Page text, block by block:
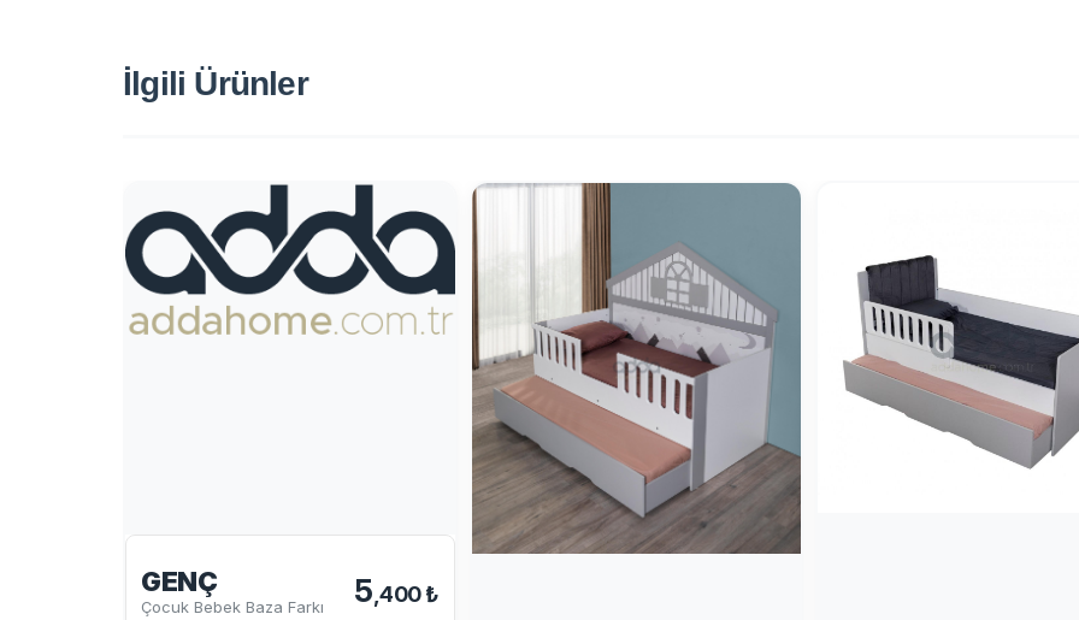
İlgili Ürünler
GENÇ
Çocuk Bebek Baza Farkı 5,400 ₺